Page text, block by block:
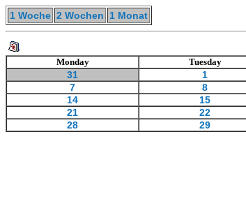
1 Woche 2 Wochen 1 Monat
Monday Tuesday
31 1
7
8
14
15
21
22
28
29